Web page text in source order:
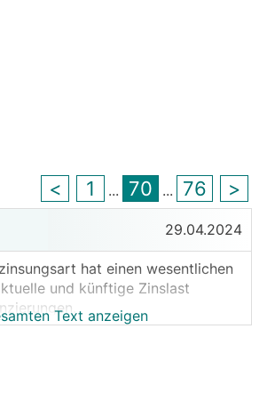
< 1 ... 70 ... 76 >
29.04.2024
hat einen wesentlichen
und künftige Zinslast
sich mit dem Thema rund
Text anzeigen